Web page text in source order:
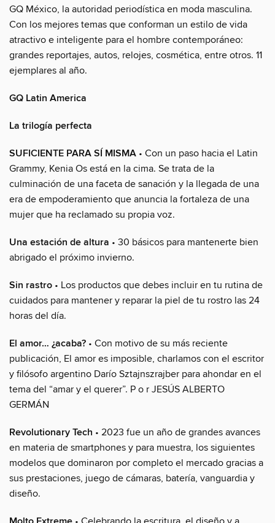
GQ México, la autoridad periodística en moda masculina.
Con los mejores temas que conforman un estilo de vida
atractivo e inteligente para el hombre contemporáneo:
grandes reportajes, autos, relojes, cosmética, entre otros. 11
ejemplares al año.
GQ Latin America
La trilogía perfecta
SUFICIENTE PARA SÍ MISMA • Con un paso hacia el Latin
Grammy, Kenia Os está en la cima. Se trata de la
culminación de una faceta de sanación y la llegada de una
era de empoderamiento que anuncia la fortaleza de una
mujer que ha reclamado su propia voz.
Una estación de altura • 30 básicos para mantenerte bien
abrigado el próximo invierno.
Sin rastro • Los productos que debes incluir en tu rutina de
cuidados para mantener y reparar la piel de tu rostro las 24
horas del día.
El amor… ¿acaba? • Con motivo de su más reciente
publicación, El amor es imposible, charlamos con el escritor
y filósofo argentino Darío Sztajnszrajber para ahondar en el
tema del “amar y el querer”. P o r JESÚS ALBERTO
GERMÁN
Revolutionary Tech • 2023 fue un año de grandes avances
en materia de smartphones y para muestra, los siguientes
modelos que dominaron por completo el mercado gracias a
sus prestaciones, juego de cámaras, batería, vanguardia y
diseño.